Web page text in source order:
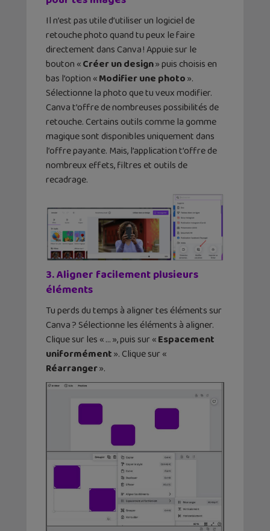
Il n’est pas utile d’utiliser un logiciel de
retouche photo quand tu peux le faire
directement dans Canva ! Appuie sur le
bouton «Créer un design» puis choisis en
bas l’option «Modifier une photo».
Sélectionne la photo que tu veux modifier.
Canva t’offre de nombreuses possibilités de
retouche. Certains outils comme la gomme
magique sont disponibles uniquement dans
l’offre payante. Mais, l’application t’offre de
nombreux effets, filtres et outils de
recadrage.
3. Aligner facilement plusieurs
éléments
Tu perds du temps à aligner tes éléments sur
Canva ? Sélectionne les éléments à aligner.
Clique sur les « … », puis sur «Espacement
uniformément». Clique sur «
Réarranger».